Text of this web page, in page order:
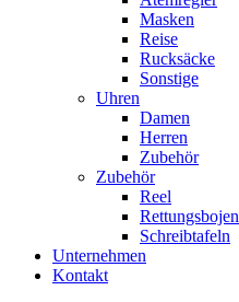
Masken
Reise
Rucksäcke
Sonstige
Uhren
Damen
Herren
Zubehör
Zubehör
Reel
Rettungsbojen
Schreibtafeln
Unternehmen
Kontakt